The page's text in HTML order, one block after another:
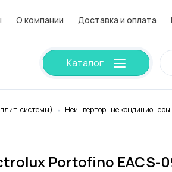
О компании Доставка и оплата
Каталог
системы) Неинверторные
Portofino EACS-